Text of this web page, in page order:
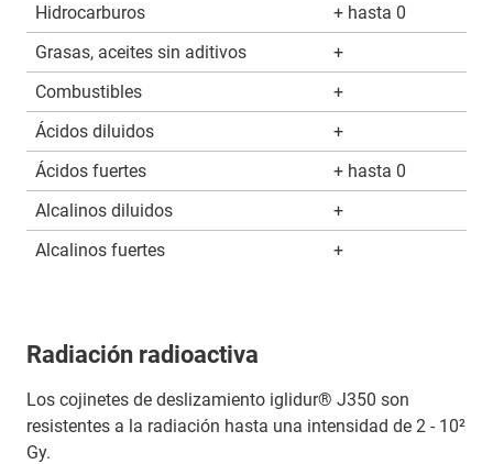
Hidrocarburos
+ hasta 0
Grasas, aceites sin aditivos
+
Combustibles
+
Ácidos diluidos
+
Ácidos fuertes
+ hasta 0
Alcalinos diluidos
+
Alcalinos fuertes
+
Radiación radioactiva
Los cojinetes de deslizamiento iglidur® J350 son
resistentes a la radiación hasta una intensidad de 2 - 10²
Gy.